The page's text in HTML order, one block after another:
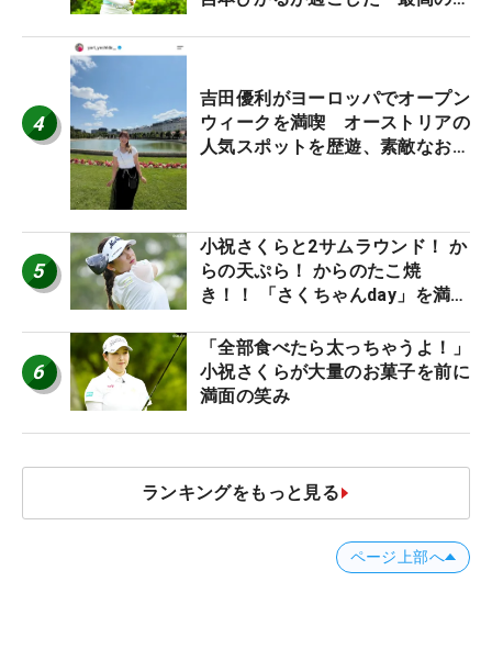
4
吉田優利がヨーロッパでオープン
ウィークを満喫 オーストリアの
人気スポットを歴遊、素敵なお土
5
小祝さくらと2サムラウンド！ か
らの天ぷら！ からのたこ焼
き！！ 「さくちゃんday」を満喫
6
「全部食べたら太っちゃうよ！」
小祝さくらが大量のお菓子を前に
満面の笑み
ランキングをもっと見る
ページ上部へ